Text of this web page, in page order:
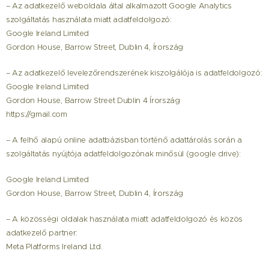
– Az adatkezelő weboldala által alkalmazott Google Analytics
szolgáltatás használata miatt adatfeldolgozó:
Google Ireland Limited
Gordon House, Barrow Street, Dublin 4, Írország
– Az adatkezelő levelezőrendszerének kiszolgálója is adatfeldolgozó:
Google Ireland Limited
Gordon House, Barrow Street Dublin 4 Írország
https://gmail.com
– A felhő alapú online adatbázisban történő adattárolás során a
szolgáltatás nyújtója adatfeldolgozónak minősül (google drive):
Google Ireland Limited
Gordon House, Barrow Street, Dublin 4, Írország
– A közösségi oldalak használata miatt adatfeldolgozó és közös
adatkezelő partner:
Meta Platforms Ireland Ltd.